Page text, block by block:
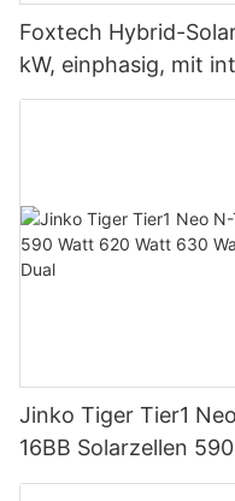
Foxtech Hybrid-
kW, einphasig, mit
unterstützt
Jinko Tiger Tier1
16BB Solarzellen
650 Watt Bifaziales